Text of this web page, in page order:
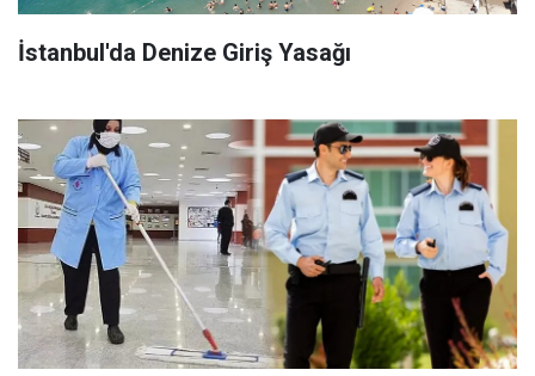
İstanbul'da Denize Giriş Yasağı